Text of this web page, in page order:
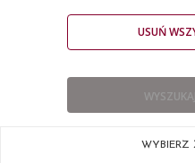
USUŃ
WYBIERZ